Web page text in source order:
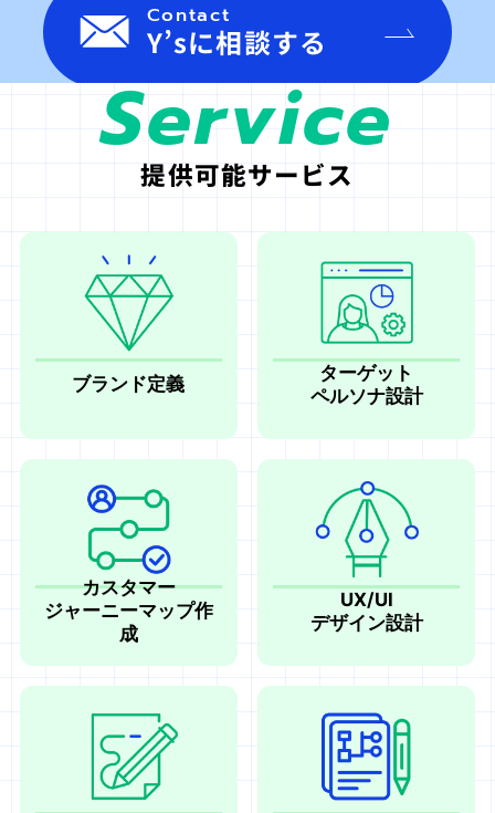
Contact
Y’sに相談する
提供可能サービス
Service
ブランド定義
ターゲット
ペルソナ設計
カスタマー
ジャーニーマップ作
成
UX/UI
デザイン設計